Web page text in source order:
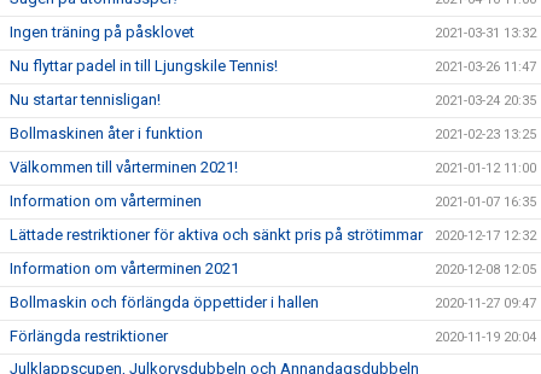
Ingen träning på påsklovet 2021-03-31 13:32
Nu flyttar padel in till Ljungskile Tennis! 2021-03-26 11:47
Nu startar tennisligan! 2021-03-24 20:35
Bollmaskinen åter i funktion 2021-02-23 13:25
Välkommen till vårterminen 2021! 2021-01-12 11:00
Information om vårterminen 2021-01-07 16:35
Lättade restriktioner för aktiva och sänkt pris på strötimmar 2020-12-17 12:32
Information om vårterminen 2021 2020-12-08 12:05
Bollmaskin och förlängda öppettider i hallen 2020-11-27 09:47
Förlängda restriktioner 2020-11-19 20:04
Julklappscupen, Julkorvsdubbeln och Annandagsdubbeln